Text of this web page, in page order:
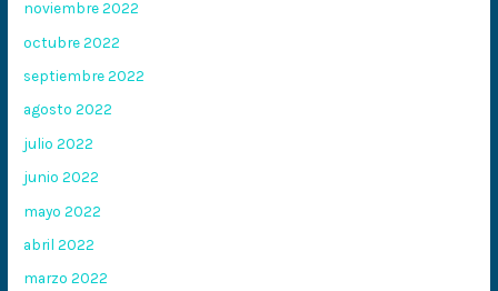
noviembre 2022
octubre 2022
septiembre 2022
agosto 2022
julio 2022
junio 2022
mayo 2022
abril 2022
marzo 2022